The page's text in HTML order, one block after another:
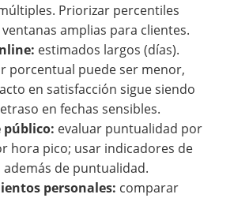
Priorizar percentiles
ventanas amplias para clientes.
estimados largos (días).
porcentual puede ser menor,
en satisfacción sigue siendo
en fechas sensibles.
público: evaluar puntualidad por
hora pico; usar indicadores de
de puntualidad.
personales: comparar